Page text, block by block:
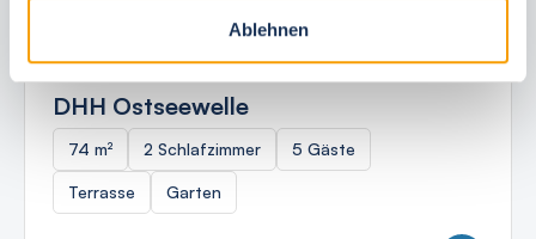
Ablehnen
Ostseebad Börgerende
DHH Ostseewelle
74 m² 2 Schlafzimmer 5 Gäste
Terrasse Garten